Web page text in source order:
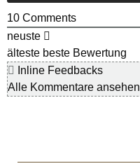
10 Comments
neuste
älteste beste Bewertung
Inline Feedbacks
Alle Kommentare ansehen